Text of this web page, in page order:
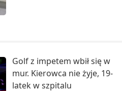
Golf z impetem wbił się w
mur. Kierowca nie żyje, 19-
latek w szpitalu